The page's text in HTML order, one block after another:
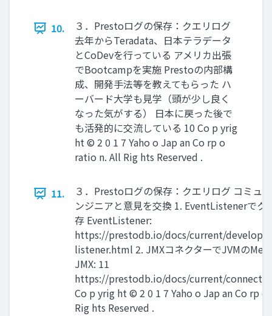
10.
３．Prestoログの保存：クエリログ
去年からTeradata、日本テラデータ
とCoDevを行っている アメリカ出張
でBootcampを実施 Prestoの内部構
成、開発手法等を教えてもらった ハ
ーバード大学も見学（頭が少し良く
なった気がする） 日本に戻った後で
も活発的に交流している 10 Co p yrig
ht © 2 0 1 7 Yaho o Jap an Co rp o
ratio n. All Rig hts Reserved .
11.
３．Prestoログの保存：クエリログ コミュ
ンジニアと意見を交換 1. EventListenerでク
存 EventListener:
https://prestodb.io/docs/current/develop/
listener.html 2. JMXコネクターでJVMの
JMX: 11
https://prestodb.io/docs/current/
Co p yrig ht © 2 0 1 7 Yaho o Jap an Co rp
Rig hts Reserved .